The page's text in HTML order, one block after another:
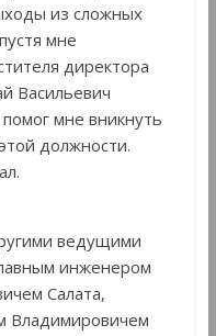
из сложных
мне
директора
Васильевич
мне вникнуть
должности.
ведущими
инженером
Салата,
Владимировичем